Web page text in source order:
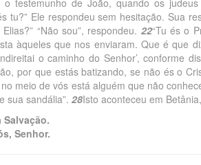
o testemunho de João, quando os
tu?” Ele respondeu sem hesitação. Sua
“Não sou”, respondeu. 22“Tu és o
àqueles que nos enviaram. Que é que
o caminho do Senhor’, conforme
por que estás batizando, se não és o
meio de vós está alguém que não
sua sandália”. 28Isto aconteceu em
Salvação.
Senhor.